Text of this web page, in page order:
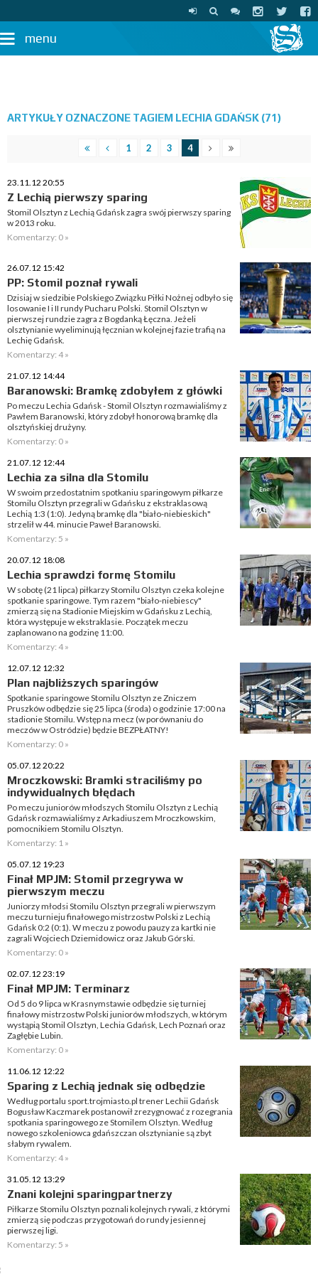
menu
ARTYKUŁY OZNACZONE TAGIEM LECHIA GDAŃSK (71)
1 2 3 4
23.11.12 20:55
Z Lechią pierwszy sparing
Stomil Olsztyn z Lechią Gdańsk zagra swój pierwszy sparing
w 2013 roku.
Komentarzy: 0 »
26.07.12 15:42
PP: Stomil poznał rywali
Dzisiaj w siedzibie Polskiego Związku Piłki Nożnej odbyło się
losowanie I i II rundy Pucharu Polski. Stomil Olsztyn w
pierwszej rundzie zagra z Bogdanką Łęczna. Jeżeli
olsztynianie wyeliminują łęcznian w kolejnej fazie trafią na
Lechię Gdańsk.
Komentarzy: 4 »
21.07.12 14:44
Baranowski: Bramkę zdobyłem z główki
Po meczu Lechia Gdańsk - Stomil Olsztyn rozmawialiśmy z
Pawłem Baranowski, który zdobył honorową bramkę dla
olsztyńskiej drużyny.
Komentarzy: 0 »
21.07.12 12:44
Lechia za silna dla Stomilu
W swoim przedostatnim spotkaniu sparingowym piłkarze
Stomilu Olsztyn przegrali w Gdańsku z ekstraklasową
Lechią 1:3 (1:0). Jedyną bramkę dla "biało-niebieskich"
strzelił w 44. minucie Paweł Baranowski.
Komentarzy: 5 »
20.07.12 18:08
Lechia sprawdzi formę Stomilu
W sobotę (21 lipca) piłkarzy Stomilu Olsztyn czeka kolejne
spotkanie sparingowe. Tym razem "biało-niebiescy"
zmierzą się na Stadionie Miejskim w Gdańsku z Lechią,
która występuje w ekstraklasie. Początek meczu
zaplanowano na godzinę 11:00.
Komentarzy: 4 »
12.07.12 12:32
Plan najbliższych sparingów
Spotkanie sparingowe Stomilu Olsztyn ze Zniczem
Pruszków odbędzie się 25 lipca (środa) o godzinie 17:00 na
stadionie Stomilu. Wstęp na mecz (w porównaniu do
meczów w Ostródzie) będzie BEZPŁATNY!
Komentarzy: 0 »
05.07.12 20:22
Mroczkowski: Bramki straciliśmy po
indywidualnych błędach
Po meczu juniorów młodszych Stomilu Olsztyn z Lechią
Gdańsk rozmawialiśmy z Arkadiuszem Mroczkowskim,
pomocnikiem Stomilu Olsztyn.
Komentarzy: 1 »
05.07.12 19:23
Finał MPJM: Stomil przegrywa w
pierwszym meczu
Juniorzy młodsi Stomilu Olsztyn przegrali w pierwszym
meczu turnieju finałowego mistrzostw Polski z Lechią
Gdańsk 0:2 (0:1). W meczu z powodu pauzy za kartki nie
zagrali Wojciech Dziemidowicz oraz Jakub Górski.
Komentarzy: 0 »
02.07.12 23:19
Finał MPJM: Terminarz
Od 5 do 9 lipca w Krasnymstawie odbędzie się turniej
finałowy mistrzostw Polski juniorów młodszych, w którym
wystąpią Stomil Olsztyn, Lechia Gdańsk, Lech Poznań oraz
Zagłębie Lubin.
Komentarzy: 0 »
11.06.12 12:22
Sparing z Lechią jednak się odbędzie
Według portalu sport.trojmiasto.pl trener Lechii Gdańsk
Bogusław Kaczmarek postanowił zrezygnować z rozegrania
spotkania sparingowego ze Stomilem Olsztyn. Według
nowego szkoleniowca gdańszczan olsztynianie są zbyt
słabym rywalem.
Komentarzy: 4 »
31.05.12 13:29
Znani kolejni sparingpartnerzy
Piłkarze Stomilu Olsztyn poznali kolejnych rywali, z którymi
zmierzą się podczas przygotowań do rundy jesiennej
pierwszej ligi.
Komentarzy: 5 »